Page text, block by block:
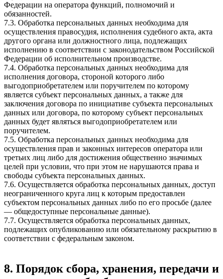
Федерации на оператора функций, полномочий и
обязанностей.
7.3. Обработка персональных данных необходима для
осуществления правосудия, исполнения судебного акта, акта
другого органа или должностного лица, подлежащих
исполнению в соответствии с законодательством Российской
Федерации об исполнительном производстве.
7.4. Обработка персональных данных необходима для
исполнения договора, стороной которого либо
выгодоприобретателем или поручителем по которому
является субъект персональных данных, а также для
заключения договора по инициативе субъекта персональных
данных или договора, по которому субъект персональных
данных будет являться выгодоприобретателем или
поручителем.
7.5. Обработка персональных данных необходима для
осуществления прав и законных интересов оператора или
третьих лиц либо для достижения общественно значимых
целей при условии, что при этом не нарушаются права и
свободы субъекта персональных данных.
7.6. Осуществляется обработка персональных данных, доступ
неограниченного круга лиц к которым предоставлен
субъектом персональных данных либо по его просьбе (далее
— общедоступные персональные данные).
7.7. Осуществляется обработка персональных данных,
подлежащих опубликованию или обязательному раскрытию в
соответствии с федеральным законом.
8. Порядок сбора, хранения, передачи и